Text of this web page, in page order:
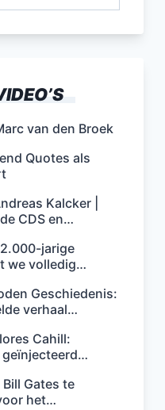
van den Broek
Quotes als
Kalcker |
CDS en…
jarige
we volledig…
Geschiedenis:
verhaal…
Cahill:
geïnjecteerd…
Gates te
het…